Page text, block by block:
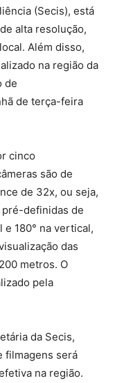
(Secis), está
alta resolução,
Além disso,
na região da
de
de terça-feira
cinco
são de
de 32x, ou seja,
definidas de
180° na vertical,
das
metros. O
pela
da Secis,
filmagens será
na região.